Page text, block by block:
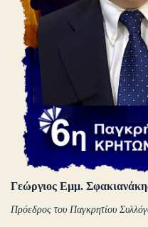
Γεώργιος Εμμ.
Πρόεδρος του Παγκρητίου